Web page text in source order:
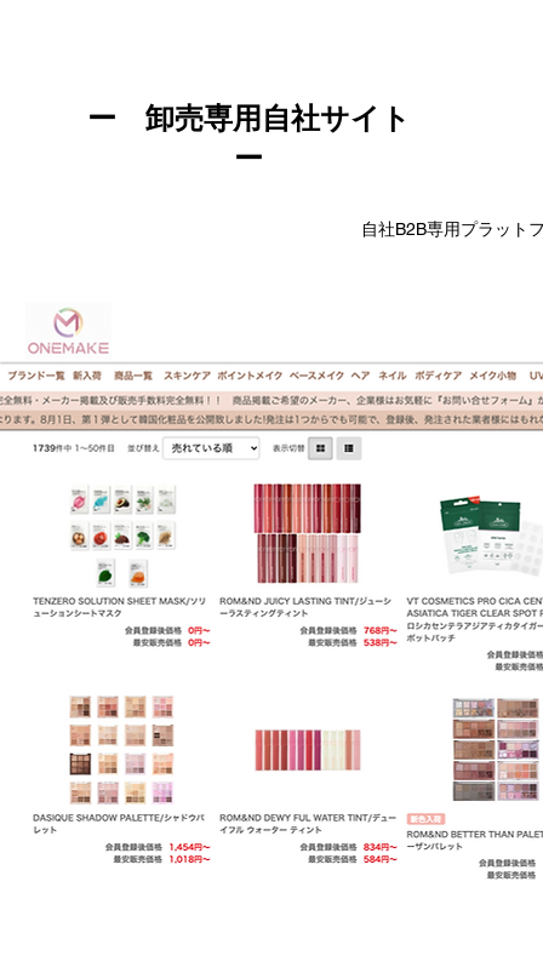
ー 卸売専用自社サイト
ー
自社B2B専用プラット